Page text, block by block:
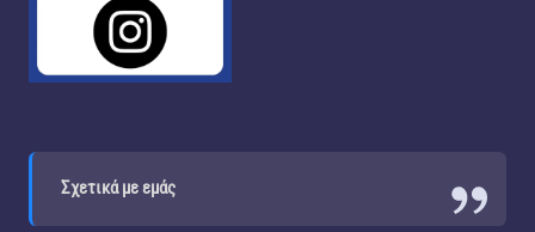
Σχετικά με εμάς